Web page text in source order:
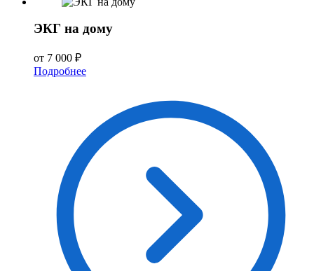
ЭКГ на дому
от 7 000 ₽
Подробнее